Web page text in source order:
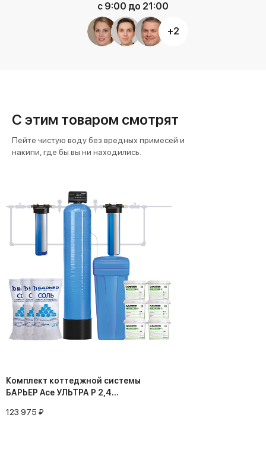
с 9:00 до 21:00
+2
С этим товаром смотрят
Пейте чистую воду без вредных примесей и
накипи, где бы вы ни находились.
Комплект коттеджной системы
БАРЬЕР Ace УЛЬТРА P 2,4
123 975 ₽